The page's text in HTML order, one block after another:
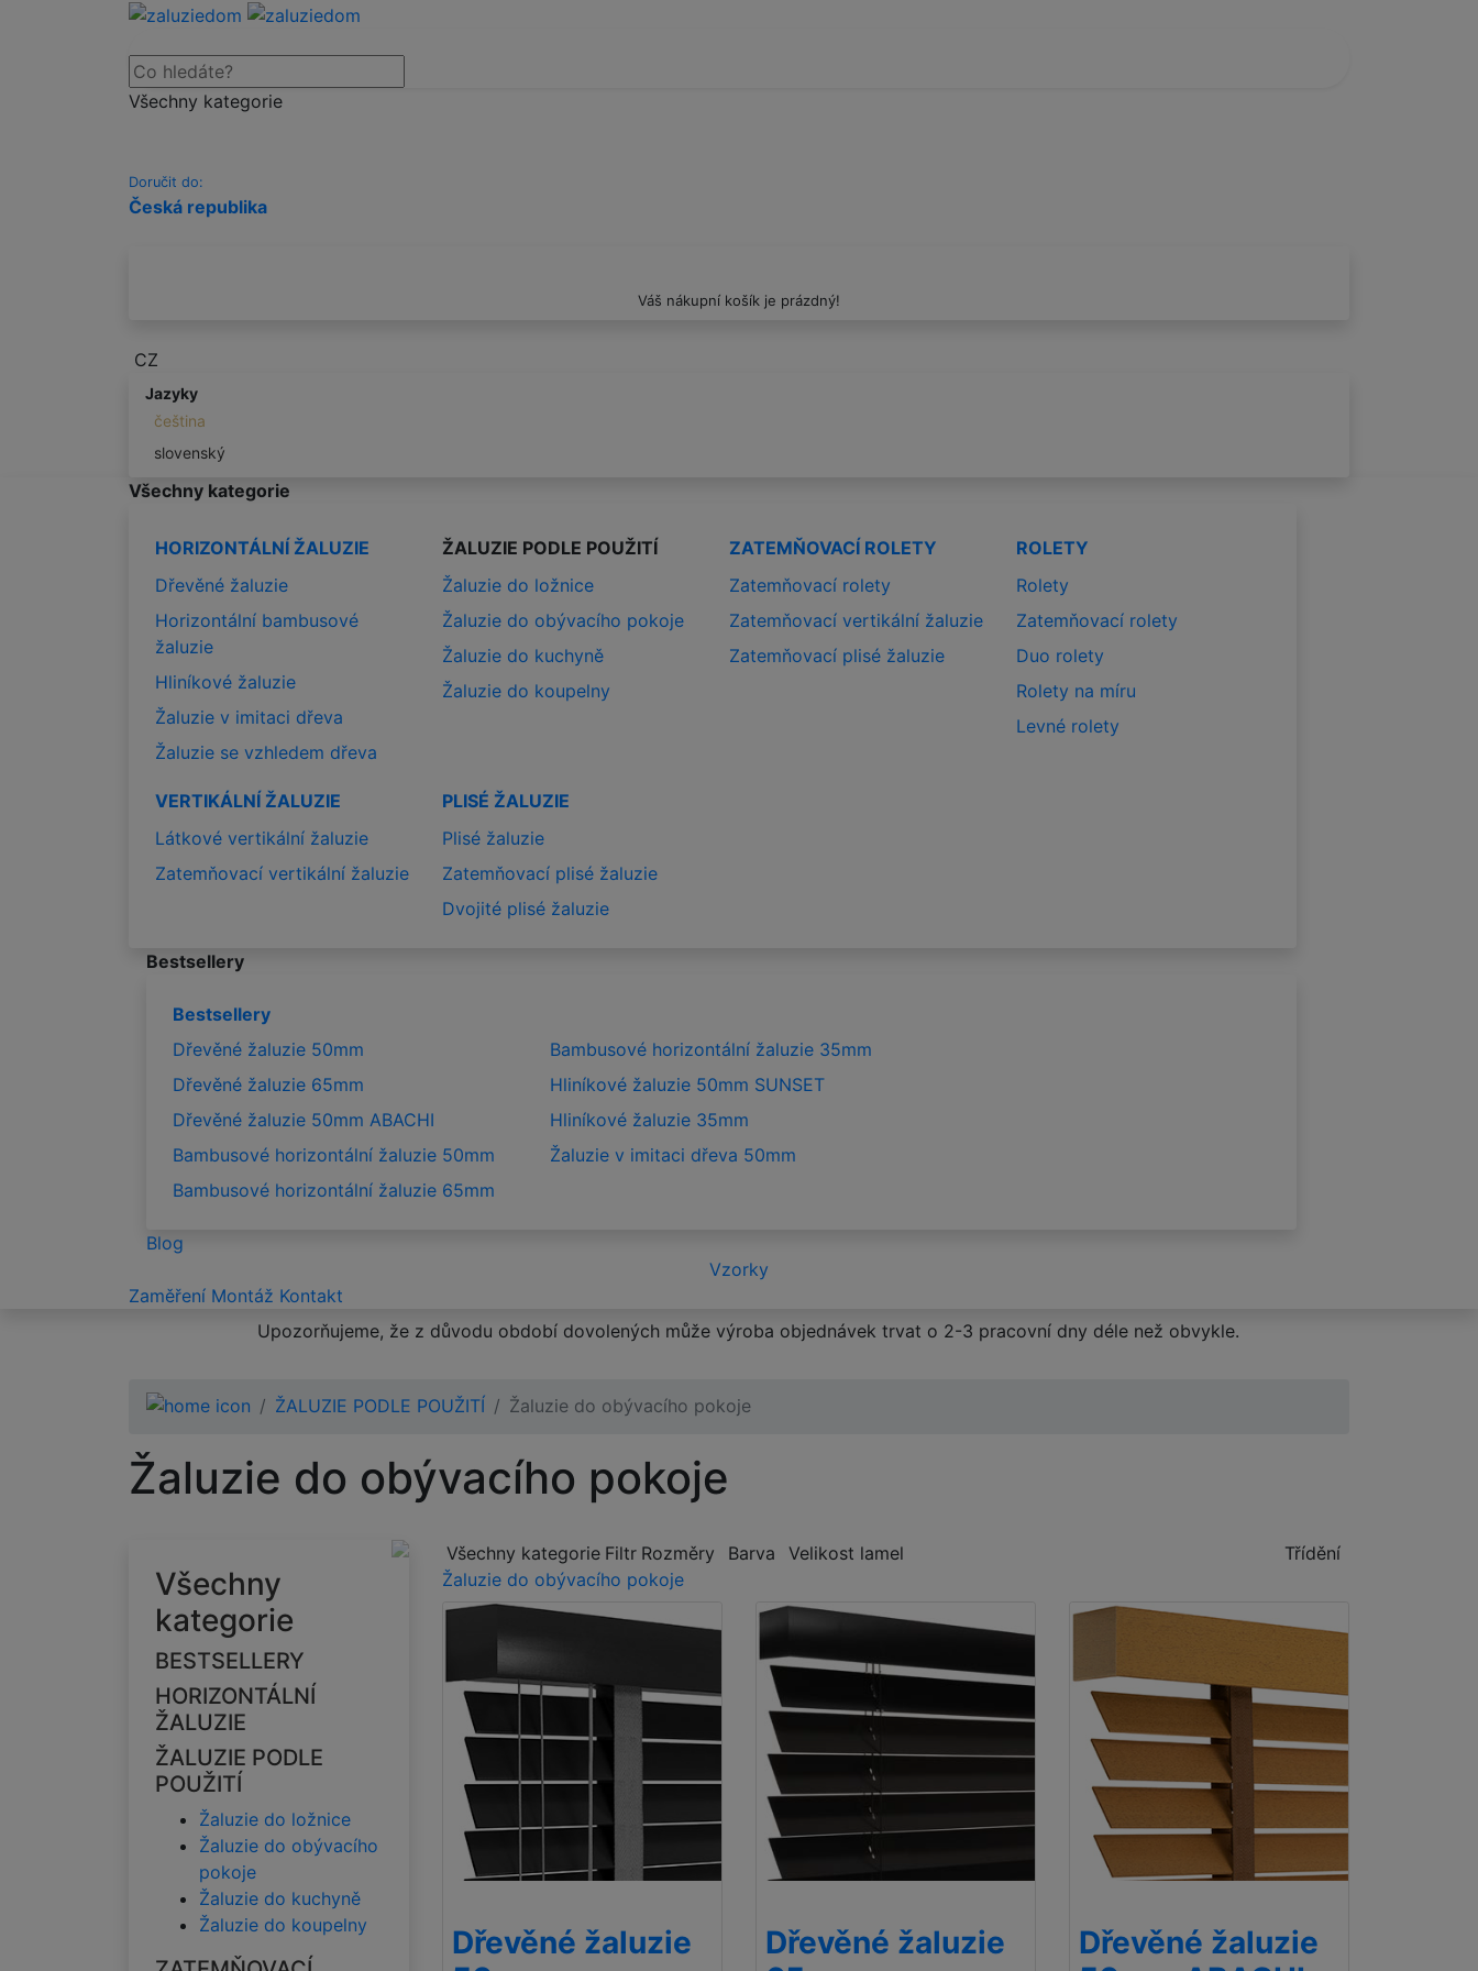
Všechny kategorie
Doručit do:
Česká republika
Váš nákupní košík je prázdný!
CZ
Jazyky
čeština
slovenský
Všechny kategorie
HORIZONTÁLNÍ ŽALUZIE
Dřevěné žaluzie
Horizontální bambusové
žaluzie
Hliníkové žaluzie
Žaluzie v imitaci dřeva
Žaluzie se vzhledem dřeva
ŽALUZIE PODLE POUŽITÍ
Žaluzie do ložnice
Žaluzie do obývacího pokoje
Žaluzie do kuchyně
Žaluzie do koupelny
ZATEMŇOVACÍ ROLETY
Zatemňovací rolety
Zatemňovací vertikální žaluzie
Zatemňovací plisé žaluzie
ROLETY
Rolety
Zatemňovací rolety
Duo rolety
Rolety na míru
Levné rolety
VERTIKÁLNÍ ŽALUZIE
Látkové vertikální žaluzie
Zatemňovací vertikální žaluzie
PLISÉ ŽALUZIE
Plisé žaluzie
Zatemňovací plisé žaluzie
Dvojité plisé žaluzie
Bestsellery
Bestsellery
Dřevěné žaluzie 50mm
Dřevěné žaluzie 65mm
Dřevěné žaluzie 50mm ABACHI
Bambusové horizontální žaluzie 50mm
Bambusové horizontální žaluzie 65mm
Bambusové horizontální žaluzie 35mm
Hliníkové žaluzie 50mm SUNSET
Hliníkové žaluzie 35mm
Žaluzie v imitaci dřeva 50mm
Blog
Vzorky
Zaměření Montáž Kontakt
Upozorňujeme, že z důvodu období dovolených může výroba objednávek trvat o 2-3 pracovní dny déle než obvykle.
ŽALUZIE PODLE POUŽITÍ Žaluzie do obývacího pokoje
Žaluzie do obývacího pokoje
Všechny
kategorie
BESTSELLERY
HORIZONTÁLNÍ
ŽALUZIE
ŽALUZIE PODLE
POUŽITÍ
Žaluzie do ložnice
Žaluzie do obývacího
pokoje
Žaluzie do kuchyně
Žaluzie do koupelny
Všechny kategorie Filtr Rozměry Barva Velikost lamel
Třídění
Žaluzie do obývacího pokoje
Dřevěné žaluzie
Dřevěné žaluzie
Dřevěné žaluzie